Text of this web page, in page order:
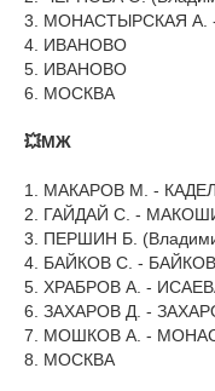
3. МОНАСТЫРСКАЯ А. -
4. ИВАНОВО
5. ИВАНОВО
6. МОСКВА
💥МЖ
1. МАКАРОВ М. -
2. ГАЙДАЙ С. -
3. ПЕРШИН Б.
4. БАЙКОВ С. -
5. ХРАБРОВ А. -
6. ЗАХАРОВ Д. -
7. МОШКОВ А. -
8. МОСКВА